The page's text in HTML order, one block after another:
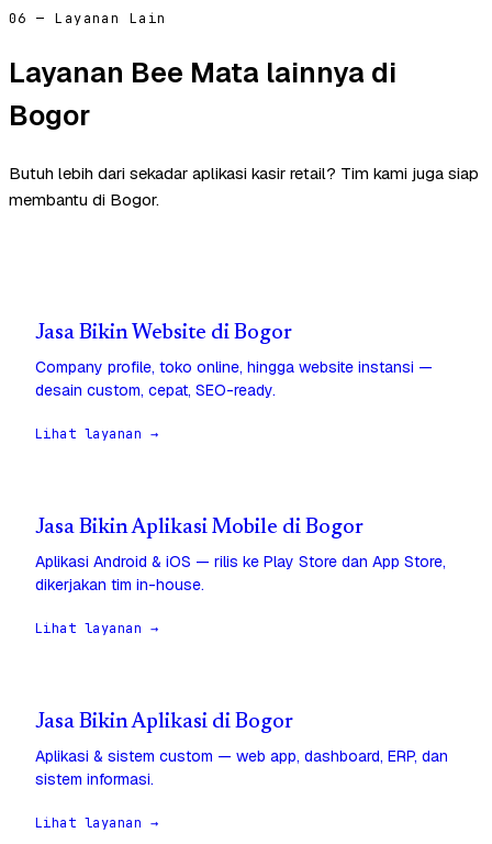
06 — Layanan Lain
Layanan Bee Mata lainnya di
Bogor
Butuh lebih dari sekadar aplikasi kasir retail? Tim kami juga siap
membantu di Bogor.
Jasa Bikin Website di Bogor
Company profile, toko online, hingga website instansi —
desain custom, cepat, SEO-ready.
Lihat layanan →
Jasa Bikin Aplikasi Mobile di Bogor
Aplikasi Android & iOS — rilis ke Play Store dan App Store,
dikerjakan tim in-house.
Lihat layanan →
Jasa Bikin Aplikasi di Bogor
Aplikasi & sistem custom — web app, dashboard, ERP, dan
sistem informasi.
Lihat layanan →